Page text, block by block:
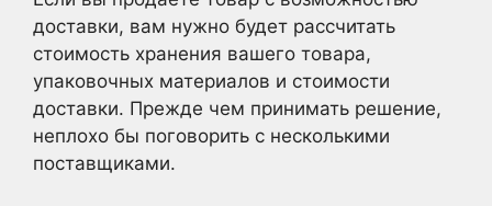
доставки, вам нужно будет рассчитать
стоимость хранения вашего товара,
упаковочных материалов и стоимости
доставки. Прежде чем принимать решение,
неплохо бы поговорить с несколькими
поставщиками.